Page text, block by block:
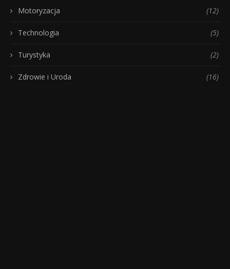
Motoryzacja (12)
Technologia (5)
Turystyka (2)
Zdrowie i Uroda (16)